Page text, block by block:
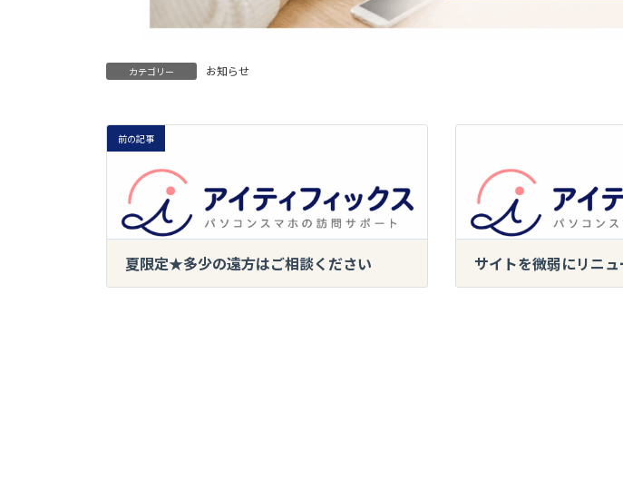
カテゴリー お知らせ
前の記事
夏限定★多少の遠方はご相談ください サイトを微弱にリニュ